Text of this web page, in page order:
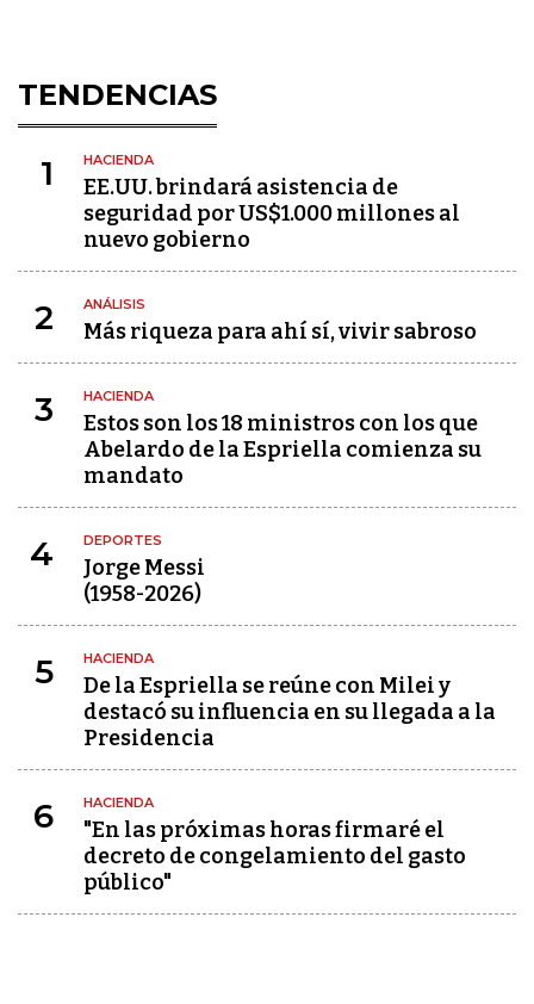
TENDENCIAS
1 HACIENDA
EE.UU. brindará asistencia de
seguridad por US$1.000 millones al
nuevo gobierno
2 ANÁLISIS
Más riqueza para ahí sí, vivir sabroso
3 HACIENDA
Estos son los 18 ministros con los que
Abelardo de la Espriella comienza su
mandato
4 DEPORTES
Jorge Messi
(1958-2026)
5 HACIENDA
De la Espriella se reúne con Milei y
destacó su influencia en su llegada a la
Presidencia
6 HACIENDA
"En las próximas horas firmaré el
decreto de congelamiento del gasto
público"